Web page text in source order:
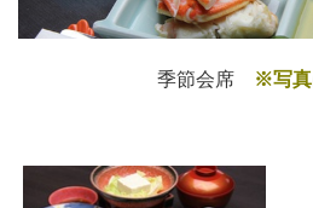
季節会席※写真は